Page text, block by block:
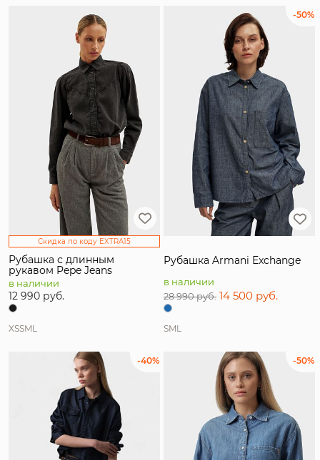
Скидка по коду EXTRA15
Рубашка с длинным
рукавом Pepe Jeans
в наличии
12 990 руб.
XSSML
-50%
Рубашка Armani Exchange
в наличии
28 990 руб. 14 500 руб.
SML
-40% -50%